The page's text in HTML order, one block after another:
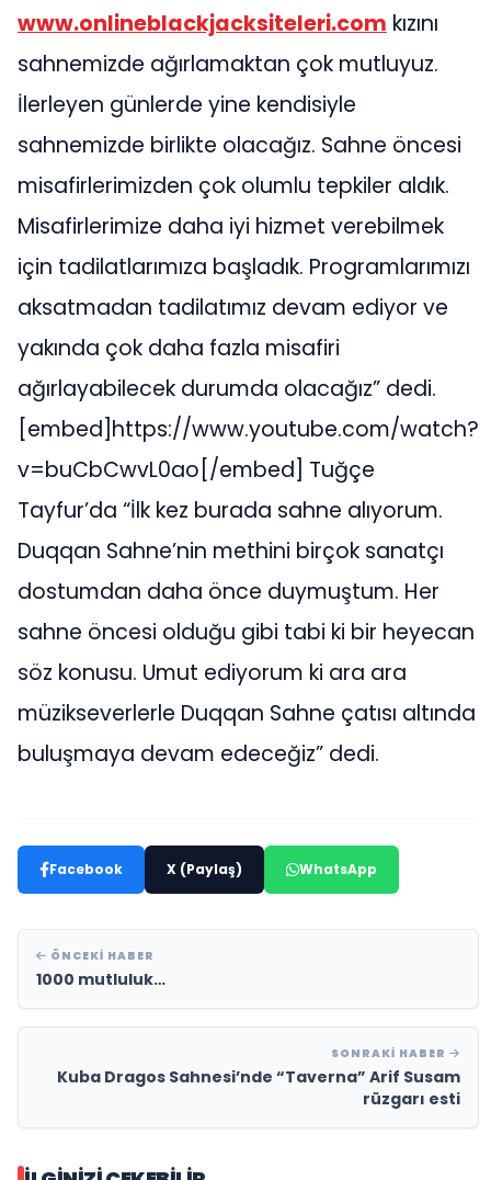
www.onlineblackjacksiteleri.com kızını
sahnemizde ağırlamaktan çok mutluyuz.
İlerleyen günlerde yine kendisiyle
sahnemizde birlikte olacağız. Sahne öncesi
misafirlerimizden çok olumlu tepkiler aldık.
Misafirlerimize daha iyi hizmet verebilmek
için tadilatlarımıza başladık. Programlarımızı
aksatmadan tadilatımız devam ediyor ve
yakında çok daha fazla misafiri
ağırlayabilecek durumda olacağız” dedi.
[embed]https://www.youtube.com/watch?
v=buCbCwvL0ao[/embed] Tuğçe
Tayfur’da “İlk kez burada sahne alıyorum.
Duqqan Sahne’nin methini birçok sanatçı
dostumdan daha önce duymuştum. Her
sahne öncesi olduğu gibi tabi ki bir heyecan
söz konusu. Umut ediyorum ki ara ara
müzikseverlerle Duqqan Sahne çatısı altında
buluşmaya devam edeceğiz” dedi.
Facebook X (Paylaş) WhatsApp
ÖNCEKI HABER
1000 mutluluk…
SONRAKI HABER
Kuba Dragos Sahnesi’nde “Taverna” Arif Susam
rüzgarı esti